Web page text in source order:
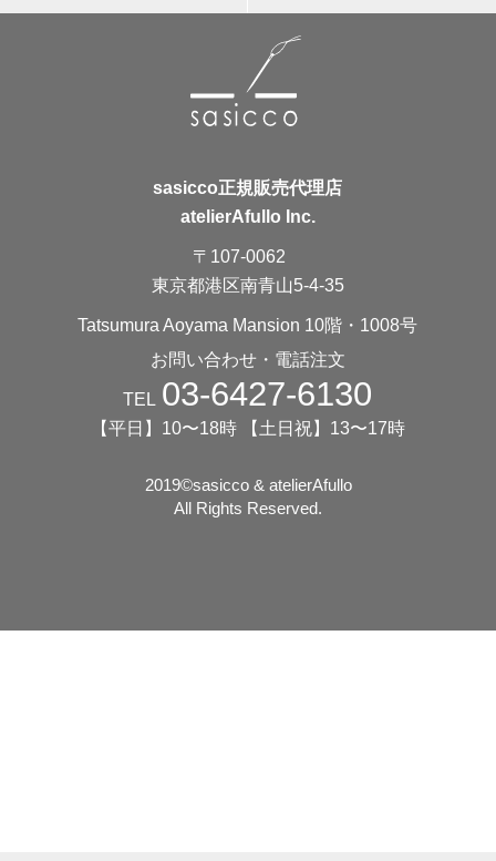
sasicco正規販売代理店
atelierAfullo Inc.
〒107-0062
東京都港区南青山5-4-35
Tatsumura Aoyama Mansion 10階・1008号
お問い合わせ・電話注文
TEL 03-6427-6130
【平日】10〜18時 【土日祝】13〜17時
2019©️sasicco & atelierAfullo
All Rights Reserved.